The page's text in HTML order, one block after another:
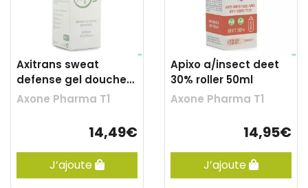
Axitrans sweat
defense gel douche
200ml
Axone Pharma T1
14,49€
J’ajoute
Apixo a/insect deet
30% roller 50ml
Axone Pharma T1
14,95€
J’ajoute